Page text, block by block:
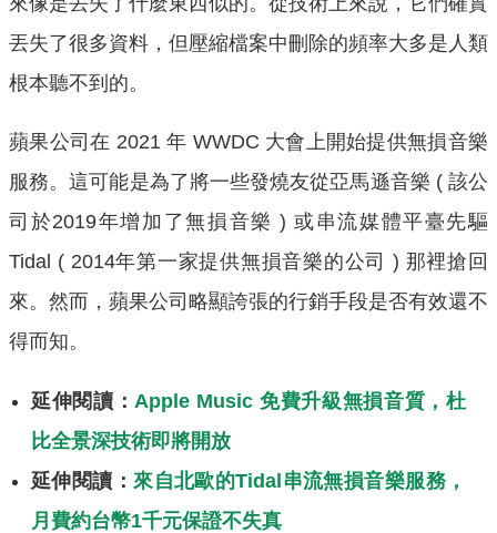
丟失了很多資料，但壓縮檔案中刪除的頻率大多是人類
根本聽不到的。
蘋果公司在 2021 年 WWDC 大會上開始提供無損音樂
服務。這可能是為了將一些發燒友從亞馬遜音樂 ( 該公
司於2019年增加了無損音樂 ) 或串流媒體平臺先驅
Tidal ( 2014年第一家提供無損音樂的公司 ) 那裡搶回
來。然而，蘋果公司略顯誇張的行銷手段是否有效還不
得而知。
延伸閱讀： Apple Music 免費升級無損音質，杜
比全景深技術即將開放
延伸閱讀： 來自北歐的Tidal串流無損音樂服務，
月費約台幣1千元保證不失真